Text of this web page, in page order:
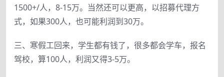
1500+/人，8-15万。当然还可以更高，以招募代理方
式，如果300人，也可能利润到30万。
三、寒假工回来，学生都有钱了，很多都会学车，报名
驾校，算100人，利润又得3-5万。